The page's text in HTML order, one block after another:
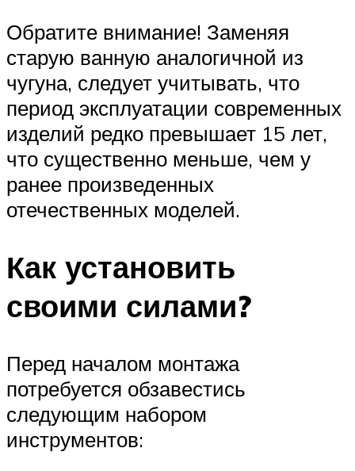
Обратите внимание! Заменяя
старую ванную аналогичной из
чугуна, следует учитывать, что
период эксплуатации современных
изделий редко превышает 15 лет,
что существенно меньше, чем у
ранее произведенных
отечественных моделей.
Как установить
своими силами?
Перед началом монтажа
потребуется обзавестись
следующим набором
инструментов: